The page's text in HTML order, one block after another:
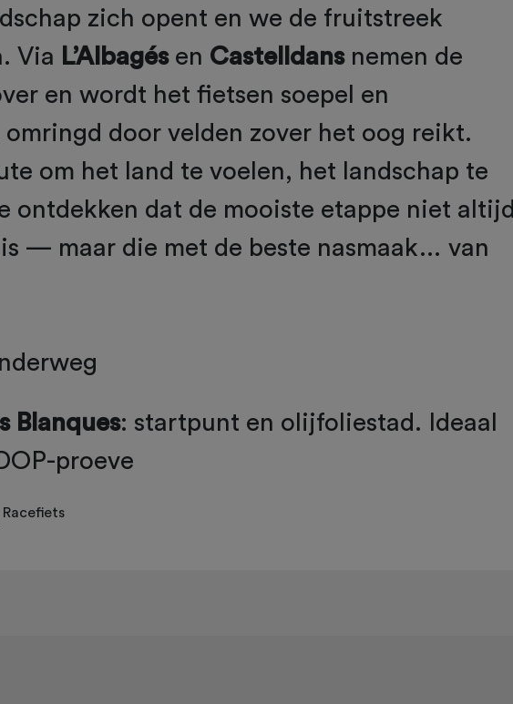
zich opent en we de fruitstreek
Via L’Albagésen Castelldansnemen de
en wordt het fietsen soepel en
omringd door velden zover het oog reikt.
om het land te voelen, het landschap te
ontdekken dat de mooiste etappe niet altijd
— maar die met de beste nasmaak… van
Blanques: startpunt en olijfoliestad. Ideaal
proeve
Racefiets